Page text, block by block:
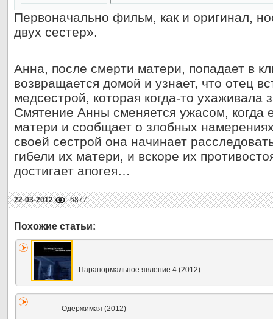
Первоначально фильм, как и оригинал,
двух сестер».
Анна, после смерти матери, попадает в
возвращается домой и узнает, что отец
медсестрой, которая когда-то
Смятение Анны сменяется ужасом, когда
матери и сообщает о злобных
своей сестрой она начинает
гибели их матери, и вскоре их
достигает апогея…
22-03-2012 6877
Паранормальное явление 4 (2012)
Одержимая (2012)